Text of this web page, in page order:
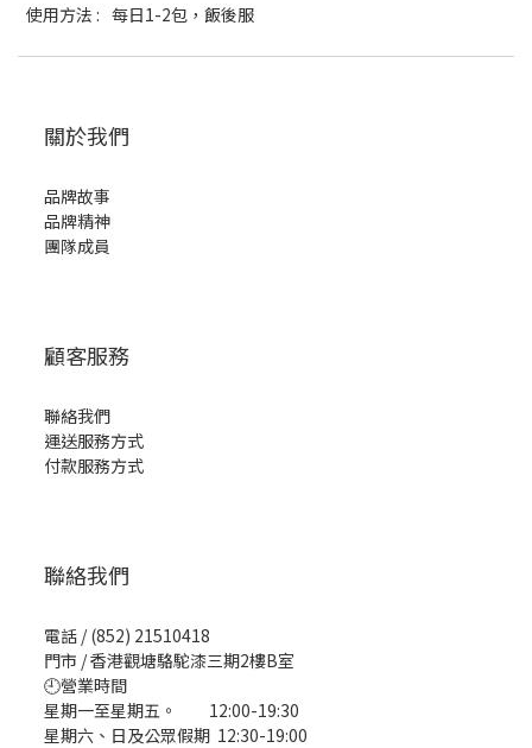
使用方法 : 每日1-2包，飯後服
關於我們
品牌故事
品牌精神
團隊成員
顧客服務
聯絡我們
運送服務方式
付款服務方式
聯絡我們
電話 / (852) 21510418
門市 / 香港觀塘駱駝漆三期2樓B室
🕘營業時間
星期一至星期五。 12:00-19:30
星期六、日及公眾假期 12:30-19:00